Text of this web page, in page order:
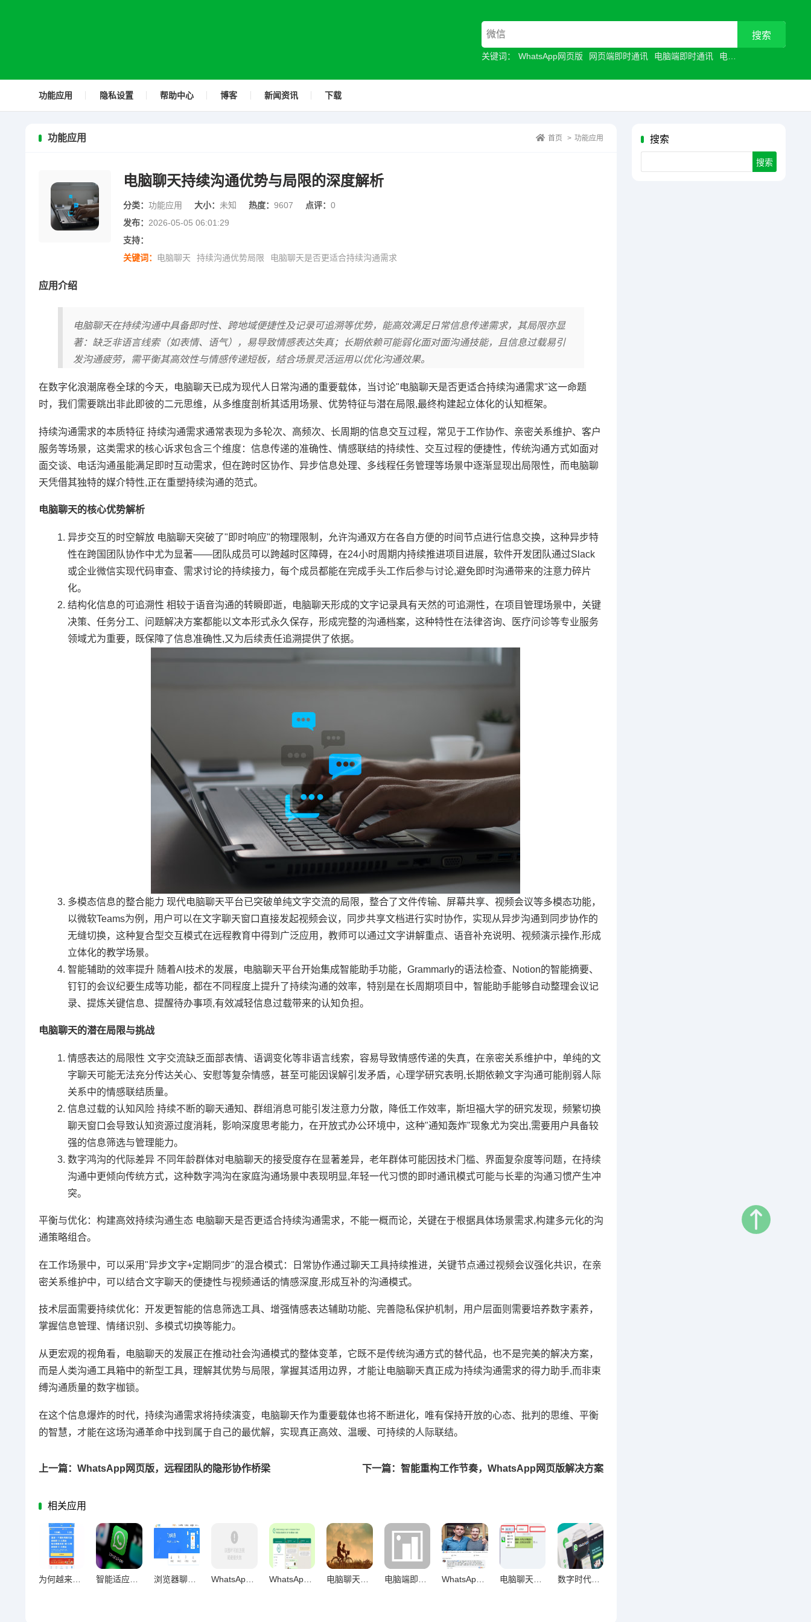
关键词： WhatsApp网页版 网页端即时通讯 电脑端即时通讯 电脑聊天工具
功能应用 隐私设置 帮助中心 博客 新闻资讯 下载
搜索
功能应用 首页 > 功能应用
电脑聊天持续沟通优势与局限的深度解析
分类： 功能应用 大小： 未知 热度： 9607 点评： 0
发布： 2026-05-05 06:01:29
支持：
关键词： 电脑聊天 持续沟通优势局限 电脑聊天是否更适合持续沟通需求
应用介绍
电脑聊天在持续沟通中具备即时性、跨地域便捷性及记录可追溯等优势，能高效满足日常信息传递需求，其局限亦显
著：缺乏非语言线索（如表情、语气），易导致情感表达失真；长期依赖可能弱化面对面沟通技能，且信息过载易引
发沟通疲劳，需平衡其高效性与情感传递短板，结合场景灵活运用以优化沟通效果。
在数字化浪潮席卷全球的今天，电脑聊天已成为现代人日常沟通的重要载体，当讨论"电脑聊天是否更适合持续沟通需求"这一命题
时，我们需要跳出非此即彼的二元思维，从多维度剖析其适用场景、优势特征与潜在局限,最终构建起立体化的认知框架。
持续沟通需求的本质特征 持续沟通需求通常表现为多轮次、高频次、长周期的信息交互过程，常见于工作协作、亲密关系维护、客户
服务等场景，这类需求的核心诉求包含三个维度：信息传递的准确性、情感联结的持续性、交互过程的便捷性，传统沟通方式如面对
面交谈、电话沟通虽能满足即时互动需求，但在跨时区协作、异步信息处理、多线程任务管理等场景中逐渐显现出局限性，而电脑聊
天凭借其独特的媒介特性,正在重塑持续沟通的范式。
电脑聊天的核心优势解析
异步交互的时空解放 电脑聊天突破了"即时响应"的物理限制，允许沟通双方在各自方便的时间节点进行信息交换，这种异步特
性在跨国团队协作中尤为显著——团队成员可以跨越时区障碍，在24小时周期内持续推进项目进展，软件开发团队通过Slack
或企业微信实现代码审查、需求讨论的持续接力，每个成员都能在完成手头工作后参与讨论,避免即时沟通带来的注意力碎片
化。
结构化信息的可追溯性 相较于语音沟通的转瞬即逝，电脑聊天形成的文字记录具有天然的可追溯性，在项目管理场景中，关键
决策、任务分工、问题解决方案都能以文本形式永久保存，形成完整的沟通档案，这种特性在法律咨询、医疗问诊等专业服务
领域尤为重要，既保障了信息准确性,又为后续责任追溯提供了依据。
多模态信息的整合能力 现代电脑聊天平台已突破单纯文字交流的局限，整合了文件传输、屏幕共享、视频会议等多模态功能，
以微软Teams为例，用户可以在文字聊天窗口直接发起视频会议，同步共享文档进行实时协作，实现从异步沟通到同步协作的
无缝切换，这种复合型交互模式在远程教育中得到广泛应用，教师可以通过文字讲解重点、语音补充说明、视频演示操作,形成
立体化的教学场景。
智能辅助的效率提升 随着AI技术的发展，电脑聊天平台开始集成智能助手功能，Grammarly的语法检查、Notion的智能摘要、
钉钉的会议纪要生成等功能，都在不同程度上提升了持续沟通的效率，特别是在长周期项目中，智能助手能够自动整理会议记
录、提炼关键信息、提醒待办事项,有效减轻信息过载带来的认知负担。
电脑聊天的潜在局限与挑战
情感表达的局限性 文字交流缺乏面部表情、语调变化等非语言线索，容易导致情感传递的失真，在亲密关系维护中，单纯的文
字聊天可能无法充分传达关心、安慰等复杂情感，甚至可能因误解引发矛盾，心理学研究表明,长期依赖文字沟通可能削弱人际
关系中的情感联结质量。
信息过载的认知风险 持续不断的聊天通知、群组消息可能引发注意力分散，降低工作效率，斯坦福大学的研究发现，频繁切换
聊天窗口会导致认知资源过度消耗，影响深度思考能力，在开放式办公环境中，这种"通知轰炸"现象尤为突出,需要用户具备较
强的信息筛选与管理能力。
数字鸿沟的代际差异 不同年龄群体对电脑聊天的接受度存在显著差异，老年群体可能因技术门槛、界面复杂度等问题，在持续
沟通中更倾向传统方式，这种数字鸿沟在家庭沟通场景中表现明显,年轻一代习惯的即时通讯模式可能与长辈的沟通习惯产生冲
突。
平衡与优化：构建高效持续沟通生态 电脑聊天是否更适合持续沟通需求，不能一概而论，关键在于根据具体场景需求,构建多元化的沟
通策略组合。
在工作场景中，可以采用"异步文字+定期同步"的混合模式：日常协作通过聊天工具持续推进，关键节点通过视频会议强化共识，在亲
密关系维护中，可以结合文字聊天的便捷性与视频通话的情感深度,形成互补的沟通模式。
技术层面需要持续优化：开发更智能的信息筛选工具、增强情感表达辅助功能、完善隐私保护机制，用户层面则需要培养数字素养，
掌握信息管理、情绪识别、多模式切换等能力。
从更宏观的视角看，电脑聊天的发展正在推动社会沟通模式的整体变革，它既不是传统沟通方式的替代品，也不是完美的解决方案，
而是人类沟通工具箱中的新型工具，理解其优势与局限，掌握其适用边界，才能让电脑聊天真正成为持续沟通需求的得力助手,而非束
缚沟通质量的数字枷锁。
在这个信息爆炸的时代，持续沟通需求将持续演变，电脑聊天作为重要载体也将不断进化，唯有保持开放的心态、批判的思维、平衡
的智慧，才能在这场沟通革命中找到属于自己的最优解，实现真正高效、温暖、可持续的人际联结。
上一篇：WhatsApp网页版，远程团队的隐形协作桥梁 下一篇：智能重构工作节奏，WhatsApp网页版解决方案
相关应用
为何越来越多人从手机转向电脑端完成聊天？ 智能适应多维度节奏，WhatsApp网页版效率革新实践 浏览器聊天工具重构办公生态驱动工作质量跃升 WhatsApp网页版用户体验实录，便捷与痛点交织的全景反馈 WhatsApp网页版长时间使用稳定性深度解析，技术架构与用户体验的全面考察 电脑聊天工具，工作沟通新选择的效率、协作与时代必然 电脑端即时通讯重塑现代数字交往习惯全场景透视 WhatsApp网页版，专注助推器与分心陷阱的双刃剑效应解析 电脑聊天工具，重塑办公节奏的双刃剑 数字时代破局之道，WhatsApp网页版响应质量提升策略